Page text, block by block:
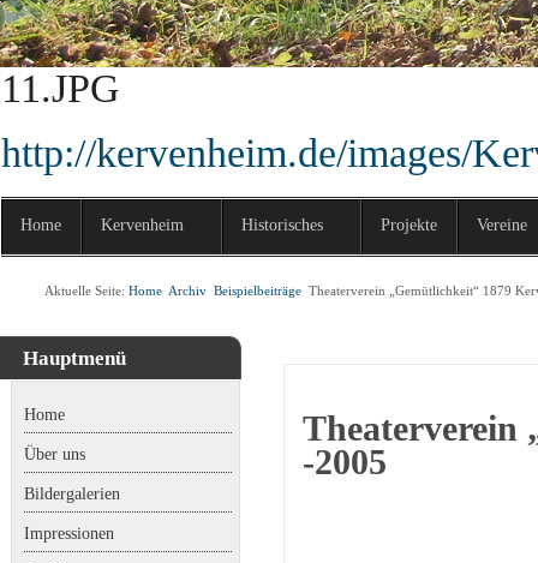
http://kervenheim.de/images/
11.JPG
http://kervenheim.de/images/
Home Kervenheim Historisches Projekte Vereine
Aktuelle Seite: Home Archiv Beispielbeiträge Theaterverein „Gemütlichkeit“ 1879
Hauptmenü
Home
Über uns
Bildergalerien
Impressionen
Theaterverein
-2005